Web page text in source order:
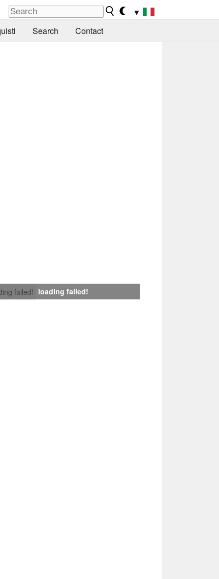
▼
Search Contact
failed! loading failed!